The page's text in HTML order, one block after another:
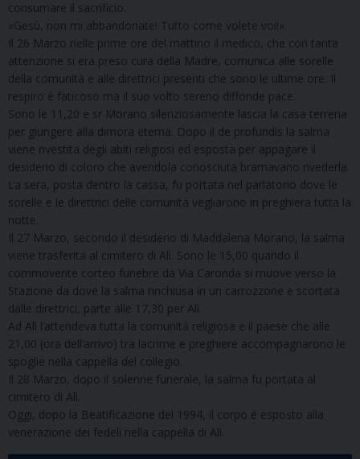
consumare il sacrificio.
«Gesù, non mi abbandonate! Tutto come volete voi!».
Il 26 Marzo nelle prime ore del mattino il medico, che con tanta
attenzione si era preso cura della Madre, comunica alle sorelle
della comunità e alle direttrici presenti che sono le ultime ore. Il
respiro è faticoso ma il suo volto sereno diffonde pace.
Sono le 11,20 e sr Morano silenziosamente lascia la casa terrena
per giungere alla dimora eterna. Dopo il de profundis la salma
viene rivestita degli abiti religiosi ed esposta per appagare il
desiderio di coloro che avendola conosciuta bramavano rivederla.
La sera, posta dentro la cassa, fu portata nel parlatorio dove le
sorelle e le direttrici delle comunità vegliarono in preghiera tutta la
notte.
Il 27 Marzo, secondo il desiderio di Maddalena Morano, la salma
viene trasferita al cimitero di Alì. Sono le 15,00 quando il
commovente corteo funebre da Via Caronda si muove verso la
Stazione da dove la salma rinchiusa in un carrozzone e scortata
dalle direttrici, parte alle 17,30 per Alì.
Ad Alì l’attendeva tutta la comunità religiosa e il paese che alle
21,00 (ora dell’arrivo) tra lacrime e preghiere accompagnarono le
spoglie nella cappella del collegio.
Il 28 Marzo, dopo il solenne funerale, la salma fu portata al
cimitero di Alì.
Oggi, dopo la Beatificazione del 1994, il corpo è esposto alla
venerazione dei fedeli nella cappella di Alì.